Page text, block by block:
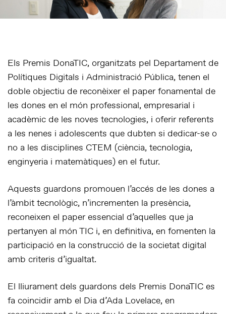
Els Premis DonaTIC, organitzats pel Departament de
Polítiques Digitals i Administració Pública, tenen el
doble objectiu de reconèixer el paper fonamental de
les dones en el món professional, empresarial i
acadèmic de les noves tecnologies, i oferir referents
a les nenes i adolescents que dubten si dedicar-se o
no a les disciplines CTEM (ciència, tecnologia,
enginyeria i matemàtiques) en el futur.
Aquests guardons promouen l’accés de les dones a
l’àmbit tecnològic, n’incrementen la presència,
reconeixen el paper essencial d’aquelles que ja
pertanyen al món TIC i, en definitiva, en fomenten la
participació en la construcció de la societat digital
amb criteris d’igualtat.
El lliurament dels guardons dels Premis DonaTIC es
fa coincidir amb el Dia d’Ada Lovelace, en